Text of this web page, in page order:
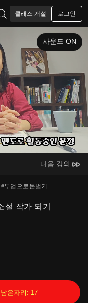
클래스 개설 로그인
사운드 ON
다음 강의
#부업으로돈벌기
설 작가 되기
남은자리: 17